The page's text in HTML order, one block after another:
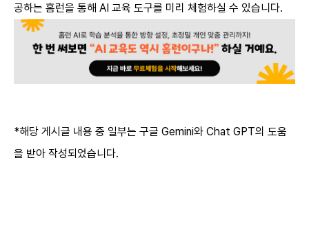
공하는 홈런을 통해 AI 교육 도구를 미리 체험하실 수 있습니다.
*해당 게시글 내용 중 일부는 구글 Gemini와 Chat GPT의 도움
을 받아 작성되었습니다.